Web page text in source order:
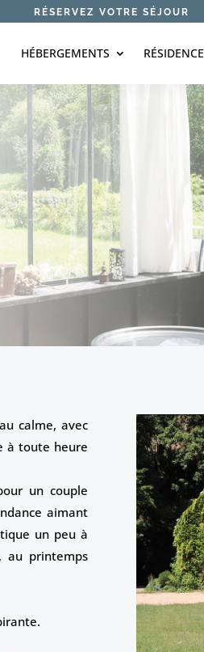
RÉSERVEZ VOTRE SÉJOUR
HÉBERGEMENTS RÉSIDENCE
calme, avec
à toute heure
un couple
aimant
un peu à
au printemps